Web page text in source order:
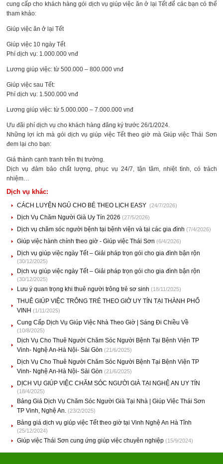
cung cấp cho khách hàng gói dịch vụ giúp việc ăn ở lại Tết để các bạn có thể
tham khảo:
Giúp việc ăn ở lại Tết
Giúp việc 10 ngày Tết
Phí dịch vụ: 1.000.000 vnđ
Lương giúp việc: từ 500.000 – 800.000 vnđ
Giúp việc sau Tết:
Phí dịch vụ: 1.500.000 vnđ
Lương giúp việc: từ 5.000.000 – 7.000.000 vnđ
Ưu đãi phí dịch vụ cho khách hàng đăng ký trước 26/1/2024.
Những lợi ích mà gói dịch vụ giúp việc Tết theo giờ mà Giúp việc Thái Sơn
đem lại cho bạn:
Giá thành cạnh tranh trên thị trường.
Dịch vụ đảm bảo chất lượng, phục vụ 24/7, tận tâm, nhiệt tình, có trách
nhiệm…
Dịch vụ khác:
CÁCH LUYỆN NGỦ CHO BÉ THEO LỊCH EASY (24/7/2026)
Dịch Vụ Chăm Người Già Uy Tín 2026 (27/5/2026)
Dịch vụ chăm sóc người bệnh tại bệnh viện và tại các gia đình (7/4/2026)
Giúp việc hành chính theo giờ - Giúp việc Thái Sơn (6/4/2026)
Dịch vụ giúp việc ngày Tết – Giải pháp trọn gói cho gia đình bận rộn
(30/12/2025)
Dịch vụ giúp việc ngày Tết – Giải pháp trọn gói cho gia đình bận rộn
(30/12/2025)
Lưu ý quan trọng khi thuê người trông trẻ sơ sinh (18/11/2025)
THUÊ GIÚP VIỆC TRÔNG TRẺ THEO GIỜ UY TÍN TẠI THÀNH PHỐ
VINH (1/11/2025)
Cung Cấp Dịch Vụ Giúp Việc Nhà Theo Giờ | Sáng Đi Chiều Về
(10/8/2025)
Dịch Vụ Cho Thuê Người Chăm Sóc Người Bệnh Tại Bệnh Viện TP
Vinh- Nghệ An-Hà Nội- Sài Gòn (21/6/2025)
Dịch Vụ Cho Thuê Người Chăm Sóc Người Bệnh Tại Bệnh Viện TP
Vinh- Nghệ An-Hà Nội- Sài Gòn (21/6/2025)
DỊCH VỤ GIÚP VIỆC CHĂM SÓC NGƯỜI GIÀ TẠI NGHỆ AN UY TÍN
(18/4/2025)
Bảng Giá Dịch Vụ Chăm Sóc Người Già Tại Nhà | Giúp Việc Thái Sơn
TP Vinh, Nghệ An. (23/2/2025)
Bảng giá dịch vụ giúp việc Tết theo giờ tại Vinh Nghệ An Hà Tĩnh
(25/12/2024)
Giúp việc Thái Sơn cung ứng giúp việc chuyên nghiệp (15/9/2024)